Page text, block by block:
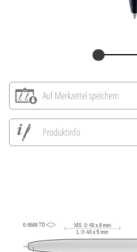
Auf Merkzettel speichern
Produktinfo